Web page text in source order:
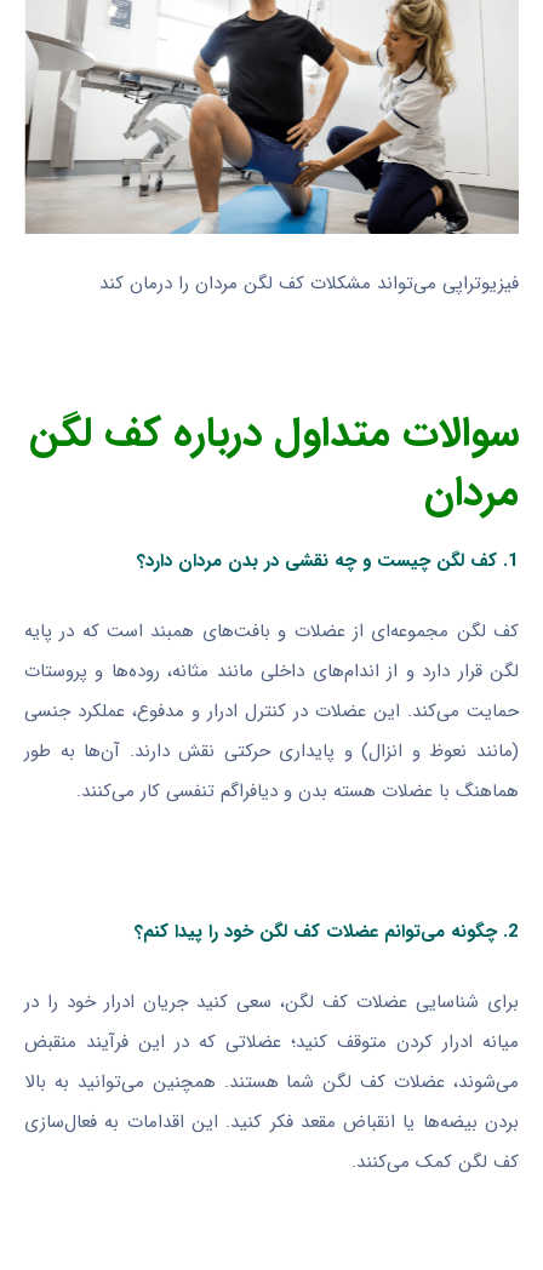
فیزیوتراپی می‌تواند مشکلات کف لگن مردان را درمان کند
سوالات متداول درباره کف لگن
مردان
1. کف لگن چیست و چه نقشی در بدن مردان دارد؟
کف لگن مجموعه‌ای از عضلات و بافت‌های همبند است که در پایه
لگن قرار دارد و از اندام‌های داخلی مانند مثانه، روده‌ها و پروستات
حمایت می‌کند. این عضلات در کنترل ادرار و مدفوع، عملکرد جنسی
(مانند نعوظ و انزال) و پایداری حرکتی نقش دارند. آن‌ها به طور
هماهنگ با عضلات هسته بدن و دیافراگم تنفسی کار می‌کنند.
2. چگونه می‌توانم عضلات کف لگن خود را پیدا کنم؟
برای شناسایی عضلات کف لگن، سعی کنید جریان ادرار خود را در
میانه ادرار کردن متوقف کنید؛ عضلاتی که در این فرآیند منقبض
می‌شوند، عضلات کف لگن شما هستند. همچنین می‌توانید به بالا
بردن بیضه‌ها یا انقباض مقعد فکر کنید. این اقدامات به فعال‌سازی
کف لگن کمک می‌کنند.